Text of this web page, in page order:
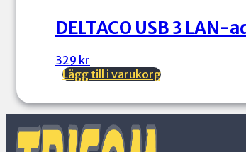
DELTACO USB 3
329 kr
Lägg till i varukorg